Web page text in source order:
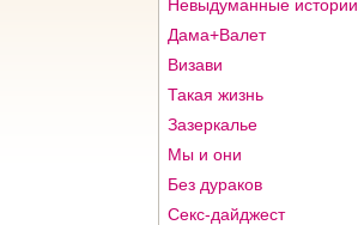
Невыдуманные истории
Дама+Валет
Визави
Такая жизнь
Зазеркалье
Мы и они
Без дураков
Секс-дайджест